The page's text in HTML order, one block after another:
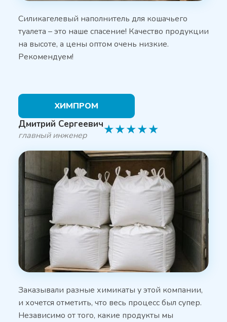
Силикагелевый наполнитель для кошачьего
туалета – это наше спасение! Качество продукции
на высоте, а цены оптом очень низкие.
Рекомендуем!
ХИМПРОМ
Дмитрий Сергеевич
главный инженер ★★★★★
Заказывали разные химикаты у этой компании,
и хочется отметить, что весь процесс был супер.
Независимо от того, какие продукты мы